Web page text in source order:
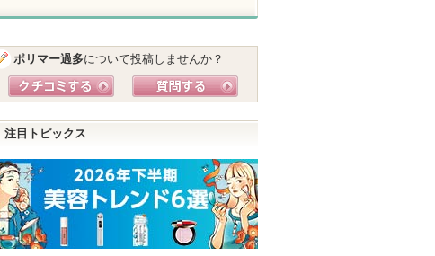
ポリマー過多について投稿しませんか？
注目トピックス